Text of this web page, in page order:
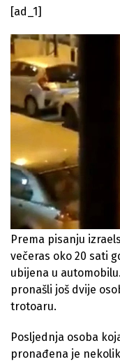
[ad_1]
Prema pisanju
večeras oko 20 sati
ubijena u
pronašli još dvije
trotoaru.
Posljednja osoba
pronađena je